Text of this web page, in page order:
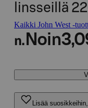
linsseillä
Kaikki John West -
n. Noin
Lisää